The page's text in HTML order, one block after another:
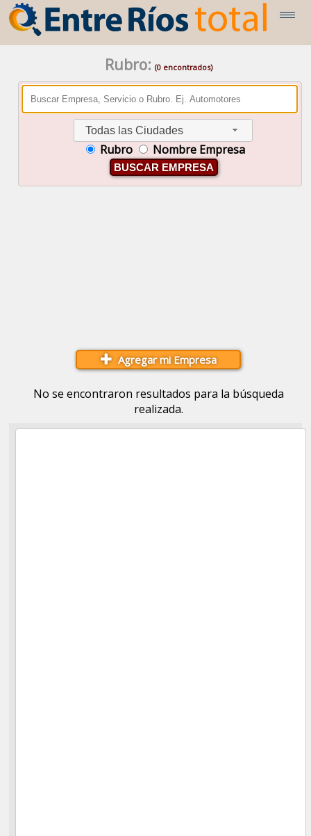
Rubro: (0 encontrados)
Todas las Ciudades
Rubro Nombre Empresa
BUSCAR EMPRESA
Agregar mi Empresa
No se encontraron resultados para la búsqueda
realizada.